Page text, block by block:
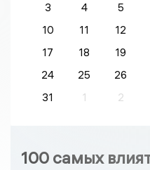
3
4 5
10
11 12
17
18 19
24
25 26
31
1 2
100 самых